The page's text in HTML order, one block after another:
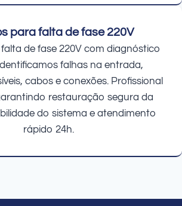
para falta de fase 220V
de fase 220V com diagnóstico
falhas na entrada,
cabos e conexões. Profissional
restauração segura da
do sistema e atendimento
rápido 24h.